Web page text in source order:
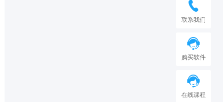
联系我们
购买软件
在线课程